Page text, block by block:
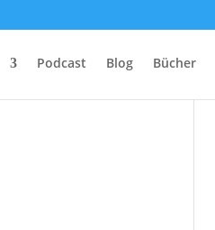
Podcast Blog Bücher